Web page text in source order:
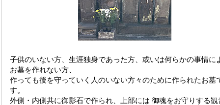
子供のいない方、生涯独身であった方、或いは何らかの事情に
お墓を作れない方、
作っても後を守っていく人のいない方々のために作られたお墓
す。
外側・内側共に御影石で作られ、上部には 御魂をお守りする観